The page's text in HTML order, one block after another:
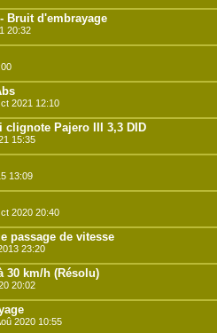
Bruit d'embrayage
20:32
2021 12:10
clignote Pajero III 3,3 DID
15:35
13:09
2020 20:40
passage de vitesse
23:20
30 km/h (Résolu)
20:02
2020 10:55